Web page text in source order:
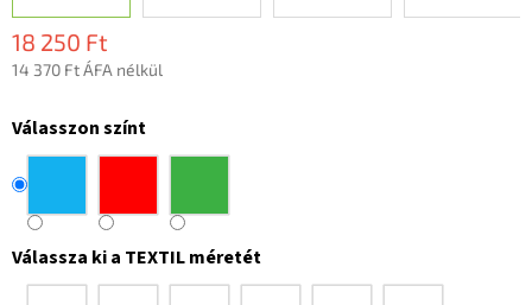
18 250 Ft
14 370 Ft ÁFA nélkül
Válasszon színt
Válassza ki a TEXTIL méretét